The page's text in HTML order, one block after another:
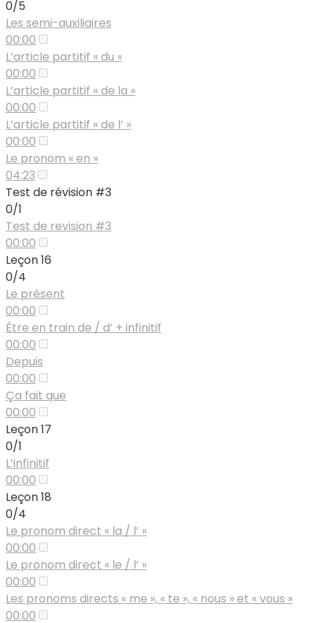
0/5
Les semi-auxiliaires
00:00
L’article partitif « du »
00:00
L’article partitif « de la »
00:00
L’article partitif « de l’ »
00:00
Le pronom « en »
04:23
Test de révision #3
0/1
Test de revision #3
00:00
Leçon 16
0/4
Le présent
00:00
Être en train de / d’ + infinitif
00:00
Depuis
00:00
Ça fait que
00:00
Leçon 17
0/1
L’infinitif
00:00
Leçon 18
0/4
Le pronom direct « la / l’ »
00:00
Le pronom direct « le / l’ »
00:00
Les pronoms directs « me », « te », « nous » et « vous »
00:00